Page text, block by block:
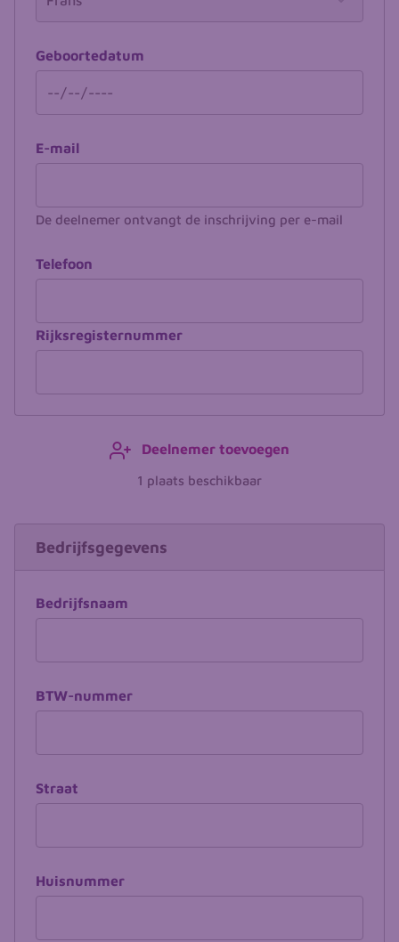
Geboortedatum
E-mail
De deelnemer ontvangt de inschrijving per e-mail
Telefoon
Rijksregisternummer
Deelnemer toevoegen
1 plaats beschikbaar
Bedrijfsgegevens
Bedrijfsnaam
BTW-nummer
Straat
Huisnummer